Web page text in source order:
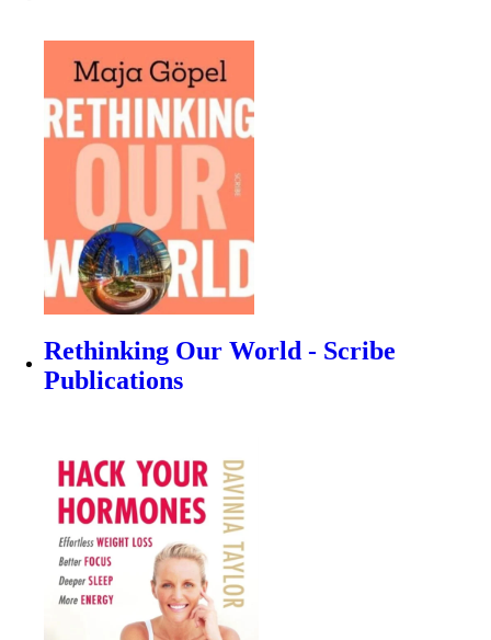
Rethinking Our World - Scribe
Publications